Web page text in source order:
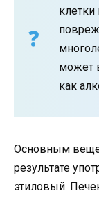
клетки
может
как
Основным
результате
этиловый.